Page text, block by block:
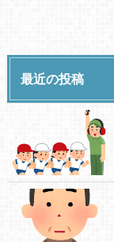
最近の投稿